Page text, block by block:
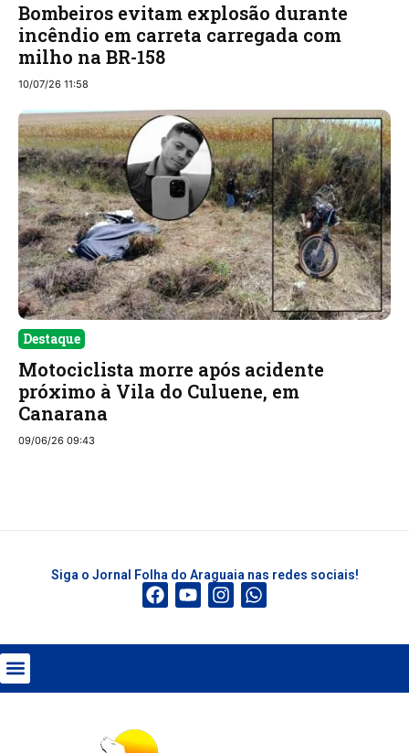
Bombeiros evitam explosão durante
incêndio em carreta carregada com
milho na BR-158
10/07/26 11:58
Destaque
Motociclista morre após acidente
próximo à Vila do Culuene, em
Canarana
09/06/26 09:43
Siga o Jornal Folha do Araguaia nas redes sociais!